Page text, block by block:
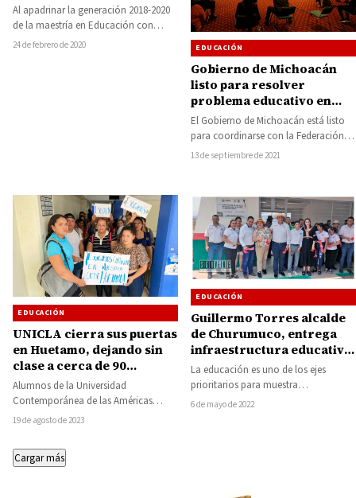
Al apadrinar la generación 2018-2020
de la maestría en Educación con
campo en práctica docente de la
24 de febrero de 2020 EDUCACIÓN
Gobierno de Michoacán
listo para resolver
problema educativo en
coordinación con
Federación
El Gobierno de Michoacán está listo
para coordinarse con la Federación y
resolver de fondo el problema de…
13 de septiembre de 2021
EDUCACIÓN
UNICLA cierra sus puertas
en Huetamo, dejando sin
clase a cerca de 90
estudiantes los cuales se
sienten defraudados
Alumnos de la Universidad
Contemporánea de las Américas
(UNICLA) plantel Huetamo, tomaron
19 de agosto de 2023
EDUCACIÓN
Guillermo Torres alcalde
de Churumuco, entrega
infraestructura educativa
con una inversión
municipal de 1.72 millones
de pesos
La educación es uno de los ejes
prioritarios para muestra
administración y por ello, a través de
6 de mayo de 2022
Cargar más